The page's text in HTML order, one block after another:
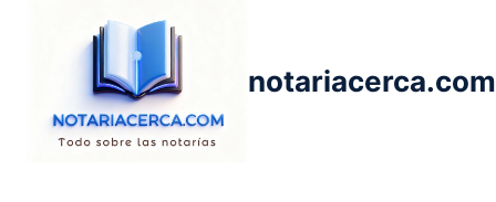
notariacerca.com